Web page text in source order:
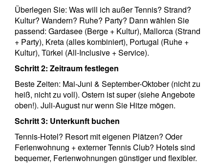
Überlegen Sie: Was will ich außer Tennis? Strand?
Kultur? Wandern? Ruhe? Party? Dann wählen Sie
passend: Gardasee (Berge + Kultur), Mallorca (Strand
+ Party), Kreta (alles kombiniert), Portugal (Ruhe +
Kultur), Türkei (All-Inclusive + Service).
Schritt 2: Zeitraum festlegen
Beste Zeiten: Mai-Juni & September-Oktober (nicht zu
heiß, nicht zu voll). Ostern ist super (siehe Angebote
oben!). Juli-August nur wenn Sie Hitze mögen.
Schritt 3: Unterkunft buchen
Tennis-Hotel? Resort mit eigenen Plätzen? Oder
Ferienwohnung + externer Tennis Club? Hotels sind
bequemer, Ferienwohnungen günstiger und flexibler.